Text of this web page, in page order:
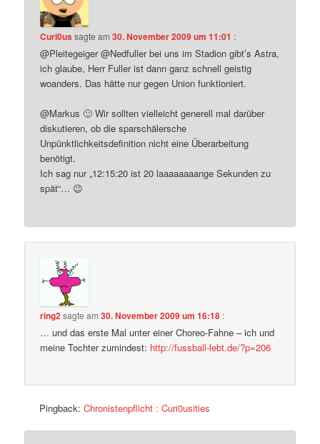
Curi0us sagte am30. November 2009 um 11:01 :
@Pleitegeiger @Nedfuller bei uns im Stadion gibt’s Astra,
ich glaube, Herr Fuller ist dann ganz schnell geistig
woanders. Das hätte nur gegen Union funktioniert.
@Markus 🙂 Wir sollten vielleicht generell mal darüber
diskutieren, ob die sparschälersche
Unpünktlichkeitsdefinition nicht eine Überarbeitung
benötigt.
Ich sag nur „12:15:20 ist 20 laaaaaaaange Sekunden zu
spät“… 😉
ring2sagte am30. November 2009 um 16:18 :
… und das erste Mal unter einer Choreo-Fahne – ich und
meine Tochter zumindest: http://fussball-lebt.de/?p=206
Pingback:Chronistenpflicht : Curi0usities